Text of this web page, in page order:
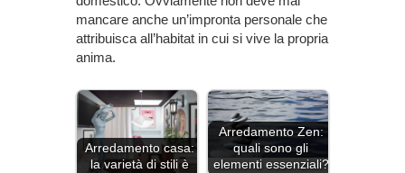
mancare anche un’impronta personale che
attribuisca all’habitat in cui si vive la propria
anima.
Arredamento casa:
la varietà di stili è
Arredamento Zen:
quali sono gli
elementi essenziali?